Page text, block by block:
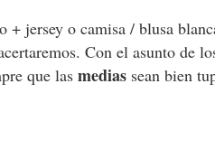
+ jersey o camisa / blusa
Con el asunto de
que las medias sean bien